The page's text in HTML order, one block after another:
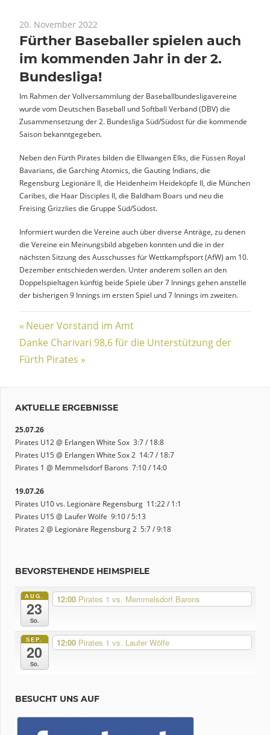
20. November 2022
Fürther Baseballer spielen auch
im kommenden Jahr in der 2.
Bundesliga!
Im Rahmen der Vollversammlung der Baseballbundesligavereine
wurde vom Deutschen Baseball und Softball Verband (DBV) die
Zusammensetzung der 2. Bundesliga Süd/Südost für die kommende
Saison bekanntgegeben.
Neben den Fürth Pirates bilden die Ellwangen Elks, die Füssen Royal
Bavarians, die Garching Atomics, die Gauting Indians, die
Regensburg Legionäre II, die Heidenheim Heideköpfe II, die München
Caribes, die Haar Disciples II, die Baldham Boars und neu die
Freising Grizzlies die Gruppe Süd/Südost.
Informiert wurden die Vereine auch über diverse Anträge, zu denen
die Vereine ein Meinungsbild abgeben konnten und die in der
nächsten Sitzung des Ausschusses für Wettkampfsport (AfW) am 10.
Dezember entschieden werden. Unter anderem sollen an den
Doppelspieltagen künftig beide Spiele über 7 Innings gehen anstelle
der bisherigen 9 Innings im ersten Spiel und 7 Innings im zweiten.
Beitragsnavigation
Vorheriger
Beitrag:
Neuer Vorstand im Amt
Nächster
Beitrag:
Danke Charivari 98,6 für die Unterstützung der
Fürth Pirates
AKTUELLE ERGEBNISSE
25.07.26
Pirates U12 @ Erlangen White Sox 3:7 / 18:8
Pirates U15 @ Erlangen White Sox 2 14:7 / 18:7
Pirates 1 @ Memmelsdorf Barons 7:10 / 14:0
19.07.26
Pirates U10 vs. Legionäre Regensburg 11:22 / 1:1
Pirates U15 @ Laufer Wölfe 9:10 / 5:13
Pirates 2 @ Legionäre Regensburg 2 5:7 / 9:18
BEVORSTEHENDE HEIMSPIELE
AUG.
23
So.
12:00 Pirates 1 vs. Memmelsdorf Barons
SEP.
20
So.
12:00 Pirates 1 vs. Laufer Wölfe
BESUCHT UNS AUF